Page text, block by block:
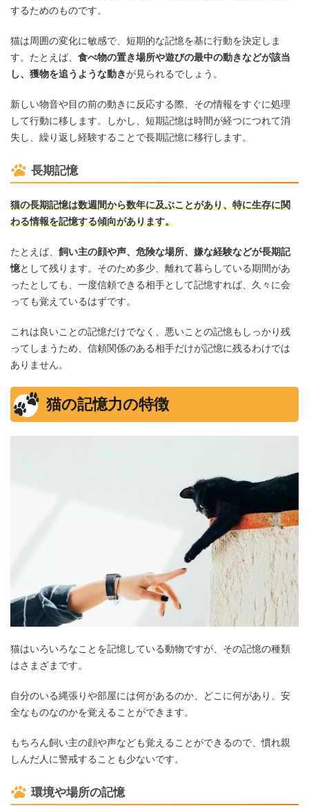
するためのものです。
猫は周囲の変化に敏感で、短期的な記憶を基に行動を決定しま
す。たとえば、 食べ物の置き場所や遊びの最中の動きなどが該当
し、獲物を追うような動きが見られるでしょう。
新しい物音や目の前の動きに反応する際、その情報をすぐに処理
して行動に移します。しかし、短期記憶は時間が経つにつれて消
失し、繰り返し経験することで長期記憶に移行します。
長期記憶
猫の長期記憶は数週間から数年に及ぶことがあり、特に生存に関
わる情報を記憶する傾向があります。
たとえば、 飼い主の顔や声、危険な場所、嫌な経験などが長期記
憶として残ります。そのため多少、離れて暮らしている期間があ
ったとしても、一度信頼できる相手として記憶すれば、久々に会
っても覚えているはずです。
これは良いことの記憶だけでなく、悪いことの記憶もしっかり残
ってしまうため、信頼関係のある相手だけが記憶に残るわけでは
ありません。
猫の記憶力の特徴
猫はいろいろなことを記憶している動物ですが、その記憶の種類
はさまざまです。
自分のいる縄張りや部屋には何があるのか、どこに何があり、安
全なものなのかを覚えることができます。
もちろん飼い主の顔や声なども覚えることができるので、慣れ親
しんだ人に警戒することも少ないです。
環境や場所の記憶